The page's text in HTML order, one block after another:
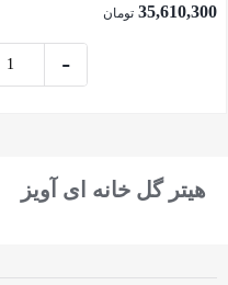
35,610,300 تومان
-
هیتر گل خانه ای آویز